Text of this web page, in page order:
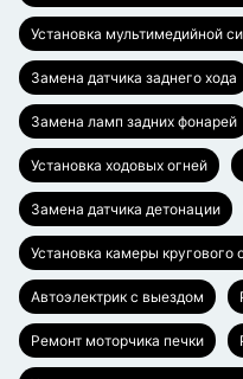
Установка мультимедийной
Замена датчика заднего хода
Замена ламп задних фонарей
Установка ходовых огней
Замена датчика детонации
Установка камеры кругового
Автоэлектрик с выездом
Ремонт моторчика печки